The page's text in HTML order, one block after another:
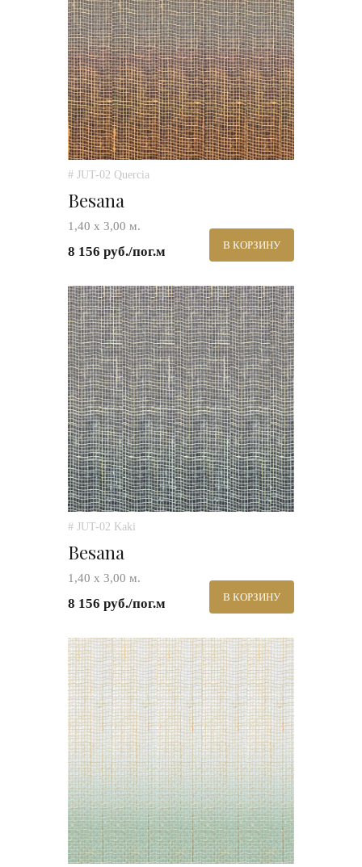
# JUT-02 Quercia
Besana
1,40 х 3,00 м.
8 156 руб./пог.м В КОРЗИНУ
# JUT-02 Kaki
Besana
1,40 х 3,00 м.
8 156 руб./пог.м В КОРЗИНУ